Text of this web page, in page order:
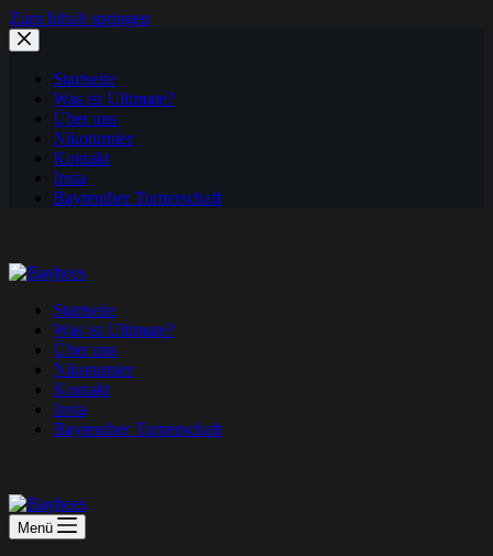
Zum Inhalt springen
Startseite
Was ist Ultimate?
Über uns
Nikoturnier
Kontakt
Insta
Bayreuther Turnerschaft
Startseite
Was ist Ultimate?
Über uns
Nikoturnier
Kontakt
Insta
Bayreuther Turnerschaft
Menü